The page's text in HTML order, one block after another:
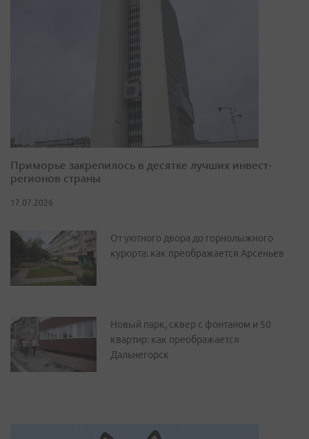
Приморье закрепилось в десятке лучших инвест-
регионов страны
17.07.2026
От уютного двора до горнолыжного
курорта: как преображается Арсеньев
Новый парк, сквер с фонтаном и 50
квартир: как преображается
Дальнегорск